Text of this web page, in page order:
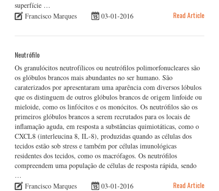
superfície …
Francisco Marques
03-01-2016 Read Article
Neutrófilo
Os granulócitos neutrofílicos ou neutrófilos polimorfonucleares são
os glóbulos brancos mais abundantes no ser humano. São
caraterizados por apresentaram uma aparência com diversos lóbulos
que os distinguem de outros glóbulos brancos de origem linfoide ou
mieloide, como os linfócitos e os monócitos. Os neutrófilos são os
primeiros glóbulos brancos a serem recrutados para os locais de
inflamação aguda, em resposta a substâncias quimiotáticas, como o
CXCL8 (interleucina 8, IL-8), produzidas quando as células dos
tecidos estão sob stress e também por células imunológicas
residentes dos tecidos, como os macrófagos. Os neutrófilos
compreendem uma população de células de resposta rápida, sendo
…
Francisco Marques
03-01-2016 Read Article